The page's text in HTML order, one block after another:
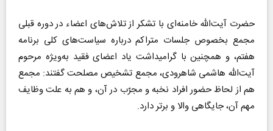
حضرت آیت‌الله خامنه‌ای با تشکر از تلاش‌های اعضاء در دوره قبلی
مجمع بخصوص جلسات متراکم درباره سیاست‌های کلی برنامه
هفتم، و همچنین با گرامیداشت یاد اعضای فقید به‌ویژه مرحوم
آیت‌الله هاشمی شاهرودی، مجمع تشخیص مصلحت گفتند: مجمع
هم از لحاظ حضور افراد نخبه و مجرّب در آن، و هم به علت وظایف
مهم آن، جایگاهی والا و برتر دارد.